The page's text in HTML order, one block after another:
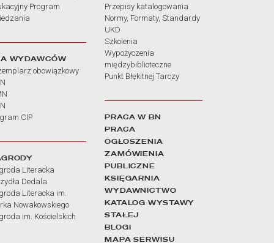
Program
WYDAWCÓW
obowiązkowy
CIP
Literacka
Dedala
Literacka im.
Nowakowskiego
im. Kościelskich
Przepisy katalogowania
Normy, Formaty, Standardy
UKD
Szkolenia
Wypożyczenia
międzybiblioteczne
Punkt Błękitnej Tarczy
PRACA W BN
PRACA
OGŁOSZENIA
ZAMÓWIENIA
PUBLICZNE
KSIĘGARNIA
WYDAWNICTWO
KATALOG WYSTAWY
STAŁEJ
BLOGI
MAPA SERWISU